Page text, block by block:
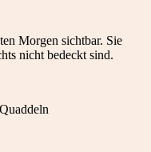
Morgen sichtbar. Sie
nicht bedeckt sind.